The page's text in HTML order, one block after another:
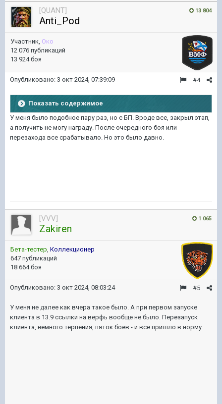
13 804
[QUANT]
Anti_Pod
Участник, Око
12 076 публикаций
13 924 боя
#4
Опубликовано: 3 окт 2024, 07:39:09
Показать содержимое
У меня было подобное пару раз, но с БП. Вроде все, закрыл этап,
а получить не могу награду. После очередного боя или
перезахода все срабатывало. Но это было давно.
1 065
[VVV]
Zakiren
Бета-тестер, Коллекционер
647 публикаций
18 664 боя
#5
Опубликовано: 3 окт 2024, 08:03:24
У меня не далее как вчера такое было. А при первом запуске
клиента в 13.9 ссылки на верфь вообще не было. Перезапуск
клиента, немного терпения, пяток боев - и все пришло в норму.